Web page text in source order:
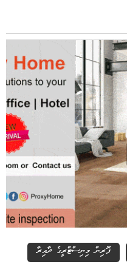
ފޮރިން މިނިސްޓްރީގެ ދާއިރާ